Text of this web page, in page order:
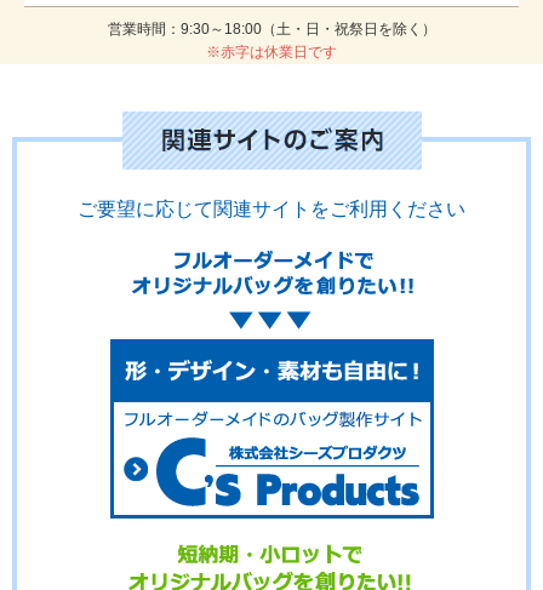
営業時間：9:30～18:00（土・日・祝祭日を除く）
※赤字は休業日です
ご要望に応じて関連サイトをご利用ください